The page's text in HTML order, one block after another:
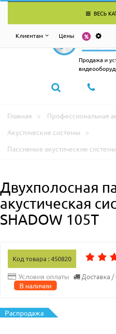
ВЕСЬ
Клиентам Цены
Продажа и
Главная
Профессиональная
Акустические системы
Пассивные акустические системы
Двухполосная
акустическая
SHADOW 105T
Код товара : 450820
Условия оплаты Доставка
В наличии
Распродажа